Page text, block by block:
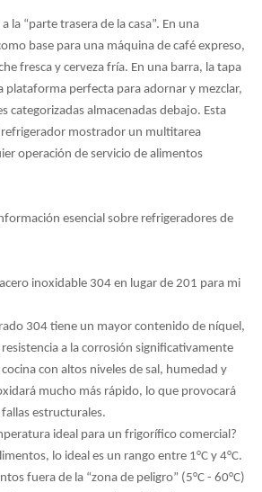
la “parte trasera de la casa”. En una
base para una máquina de café expreso,
fresca y cerveza fría. En una barra, la tapa
plataforma perfecta para adornar y mezclar,
categorizadas almacenadas debajo. Esta
refrigerador mostrador un multitarea
operación de servicio de alimentos
esencial sobre refrigeradores de
inoxidable 304 en lugar de 201 para mi
304 tiene un mayor contenido de níquel,
a la corrosión significativamente
con altos niveles de sal, humedad y
mucho más rápido, lo que provocará
estructurales.
ideal para un frigorífico comercial?
lo ideal es un rango entre 1°C y 4°C.
fuera de la “zona de peligro” (5°C - 60°C)